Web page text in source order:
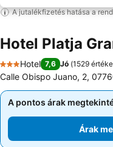
A jutalékfizetés hatása a
Hotel Platja
3 Kategória
Hotel 7,6 Jó (1529
Calle Obispo Juano, 2,
A pontos árak
Árak
A pontos árak
Árak